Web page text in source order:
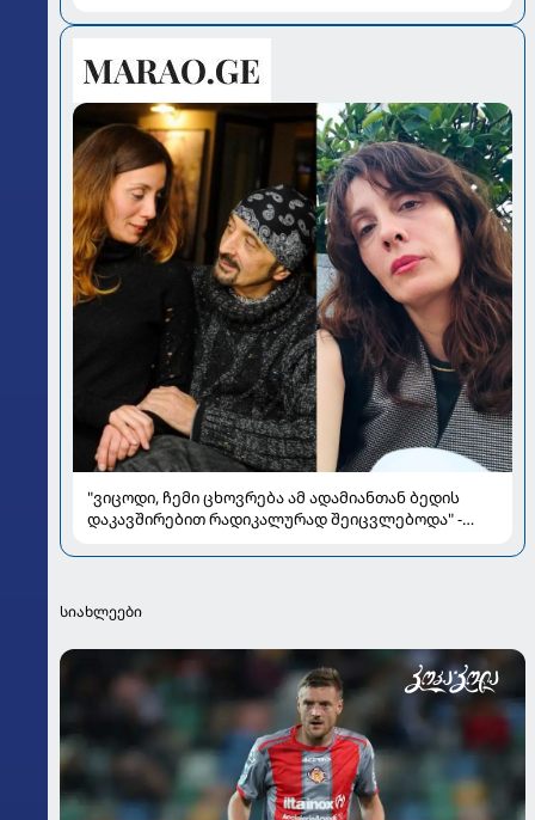
"ვიცოდი, ჩემი ცხოვრება ამ ადამიანთან ბედის
დაკავშირებით რადიკალურად შეიცვლებოდა" -
ოჯახზე
სიახლეები